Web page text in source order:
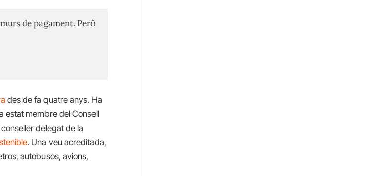
de pagament. Però
des de fa quatre anys. Ha
estat membre del Consell
delegat de la
. Una veu acreditada,
autobusos, avions,